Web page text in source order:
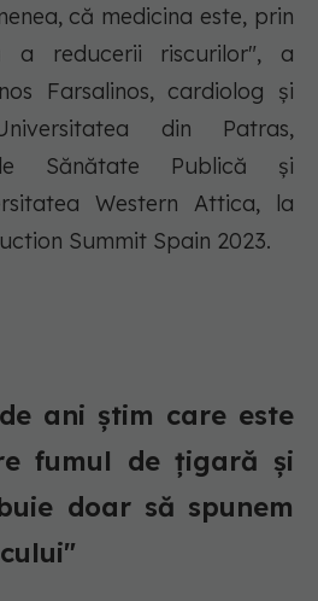
că medicina este, prin
a reducerii riscurilor", a
Farsalinos, cardiolog și
din Patras,
Sănătate Publică și
Western Attica, la
Summit Spain 2023.
ani știm care este
fumul de țigară și
doar să spunem